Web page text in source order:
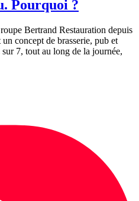
Pourquoi ?
Bertrand Restauration depuis
concept de brasserie, pub et
7, tout au long de la journée,